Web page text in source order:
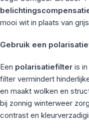
mooi wit in plaats van
Gebruik een
Een polarisatiefilter is
filter vermindert
en maakt wolken en
bij zonnig winterweer
contrast en